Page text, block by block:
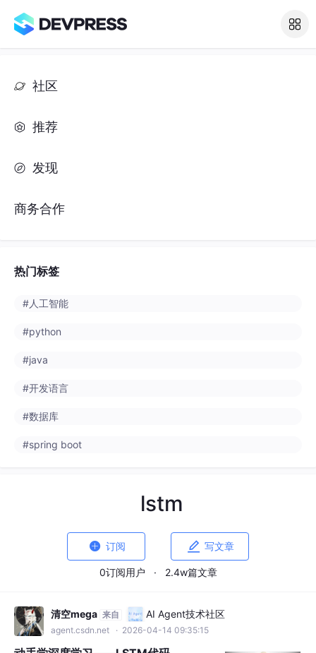
社区
推荐
发现
商务合作
热门标签
#人工智能
#python
#java
#开发语言
#数据库
#spring boot
lstm
 订阅  写文章
0订阅用户 · 2.4w篇文章
清空mega 来自 AI Agent技术社区
agent.csdn.net · 2026-04-14 09:35:15